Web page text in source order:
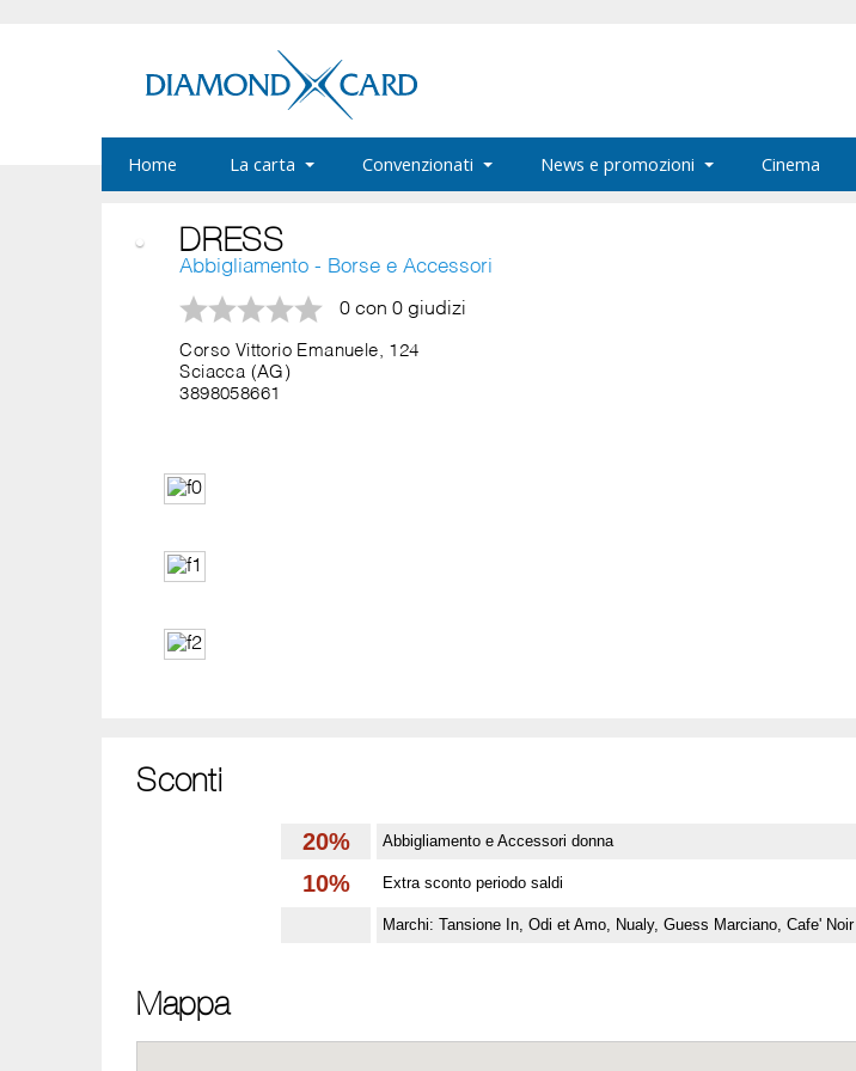
Home La carta Convenzionati News e promozioni Cinema
DRESS
Abbigliamento - Borse e Accessori
0 con 0 giudizi
Corso Vittorio Emanuele, 124
Sciacca (AG)
3898058661
Sconti
20% Abbigliamento e Accessori donna
10% Extra sconto periodo saldi
Marchi: Tansione In, Odi et Amo, Nualy, Guess Marciano, Cafe' Noir
Mappa